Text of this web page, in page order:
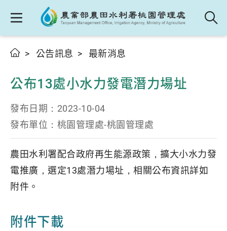
公告訊息 最新消息
公布13處小水力發電潛力場址
發布日期： 2023-10-04
發布單位： 桃園管理處-桃園管理處
農田水利署配合政府再生能源政策，擴大小水力發
電推廣，選定13處潛力場址，相關公布資訊詳如
附件。
附件下載